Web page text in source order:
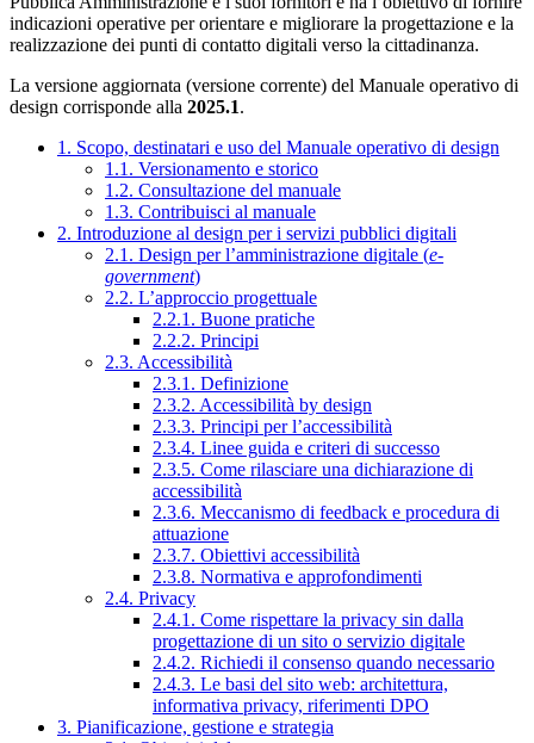
indicazioni operative per orientare e migliorare la progettazione e la
realizzazione dei punti di contatto digitali verso la cittadinanza.
La versione aggiornata (versione corrente) del Manuale operativo di
design corrisponde alla 2025.1.
1. Scopo, destinatari e uso del Manuale operativo di design
1.1. Versionamento e storico
1.2. Consultazione del manuale
1.3. Contribuisci al manuale
2. Introduzione al design per i servizi pubblici digitali
2.1. Design per l’amministrazione digitale (e-
government)
2.2. L’approccio progettuale
2.2.1. Buone pratiche
2.2.2. Principi
2.3. Accessibilità
2.3.1. Definizione
2.3.2. Accessibilità by design
2.3.3. Principi per l’accessibilità
2.3.4. Linee guida e criteri di successo
2.3.5. Come rilasciare una dichiarazione di
accessibilità
2.3.6. Meccanismo di feedback e procedura di
attuazione
2.3.7. Obiettivi accessibilità
2.3.8. Normativa e approfondimenti
2.4. Privacy
2.4.1. Come rispettare la privacy sin dalla
progettazione di un sito o servizio digitale
2.4.2. Richiedi il consenso quando necessario
2.4.3. Le basi del sito web: architettura,
informativa privacy, riferimenti DPO
3. Pianificazione, gestione e strategia